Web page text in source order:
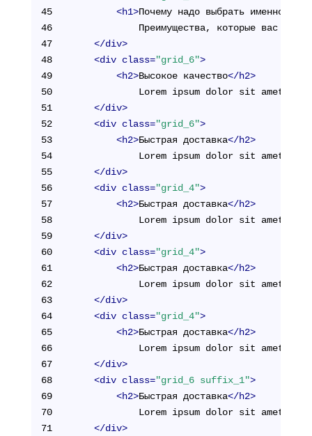
45
<h1>Почему надо выбрать именно нас
46
Преимущества, которые вас
47
</div>
48
<div class="grid_6">
49
<h2>Высокое качество</h2>
50
Lorem ipsum dolor sit amet,
51
</div>
52
<div class="grid_6">
53
<h2>Быстрая доставка</h2>
54
Lorem ipsum dolor sit amet,
55
</div>
56
<div class="grid_4">
57
<h2>Быстрая доставка</h2>
58
Lorem ipsum dolor sit amet,
59
</div>
60
<div class="grid_4">
61
<h2>Быстрая доставка</h2>
62
Lorem ipsum dolor sit amet,
63
</div>
64
<div class="grid_4">
65
<h2>Быстрая доставка</h2>
66
Lorem ipsum dolor sit amet,
67
</div>
68
<div class="grid_6 suffix_1">
69
<h2>Быстрая доставка</h2>
70
Lorem ipsum dolor sit amet,
71
</div>